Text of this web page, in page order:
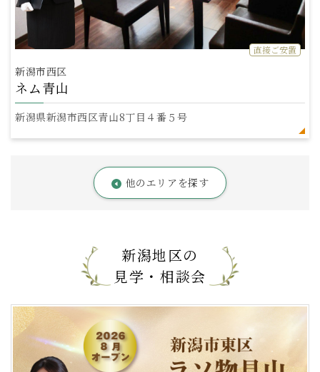
直接ご安置
新潟市西区
ネム青山
新潟県新潟市西区青山8丁目４番５号
他のエリアを探す
新潟地区の
見学・相談会